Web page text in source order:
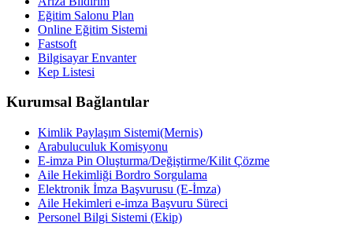
Eğitim Salonu Plan
Online Eğitim Sistemi
Fastsoft
Bilgisayar Envanter
Kep Listesi
Kurumsal Bağlantılar
Kimlik Paylaşım Sistemi(Mernis)
Arabuluculuk Komisyonu
E-imza Pin Oluşturma/Değiştirme/Kilit Çözme
Aile Hekimliği Bordro Sorgulama
Elektronik İmza Başvurusu (E-İmza)
Aile Hekimleri e-imza Başvuru Süreci
Personel Bilgi Sistemi (Ekip)